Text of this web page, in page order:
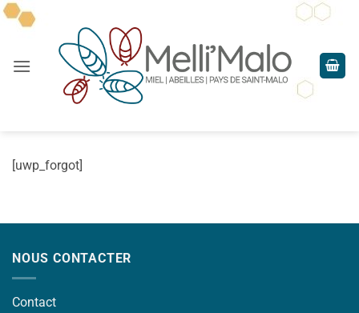
Passer
[uwp_forgot]
NOUS CONTACTER
Contact